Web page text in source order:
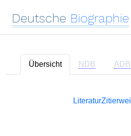
Deutsche Biographie
Übersicht NDB ADB
Literatur